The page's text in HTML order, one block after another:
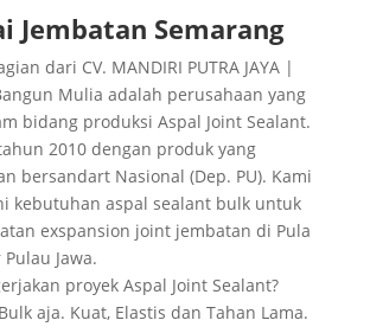
Jembatan Semarang
dari CV. MANDIRI PUTRA JAYA |
Mulia adalah perusahaan yang
bidang produksi Aspal Joint Sealant.
2010 dengan produk yang
bersandart Nasional (Dep. PU). Kami
kebutuhan aspal sealant bulk untuk
exspansion joint jembatan di Pula
Jawa.
proyek Aspal Joint Sealant?
aja. Kuat, Elastis dan Tahan Lama.